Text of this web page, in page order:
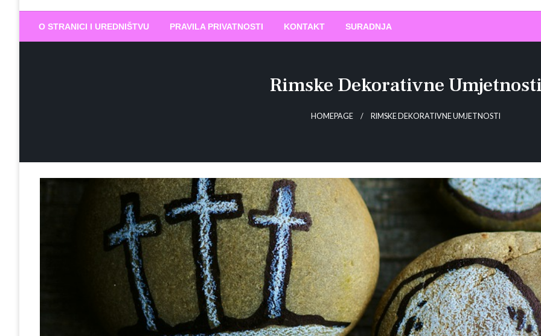
Biram DOBRO
O STRANICI I UREDNIŠTVU PRAVILA PRIVATNOSTI KONTAKT SURADNJA
Rimske Dekorativne
HOMEPAGE RIMSKE DEKORATIVNE UMJETNOSTI